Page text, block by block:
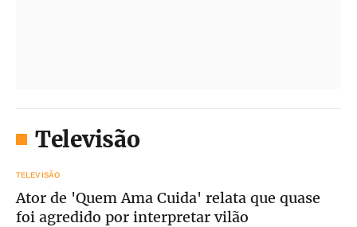
Televisão
TELEVISÃO
Ator de 'Quem Ama Cuida' relata que quase
foi agredido por interpretar vilão